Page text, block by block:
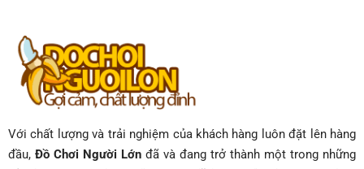
Với chất lượng và trải nghiệm của khách hàng luôn đặt lên hàng
đầu, Đồ Chơi Người Lớnđã và đang trở thành một trong những